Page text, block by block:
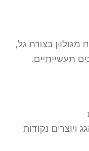
בצורת גל,
תעשייתיים.
ויוצרים נקודות